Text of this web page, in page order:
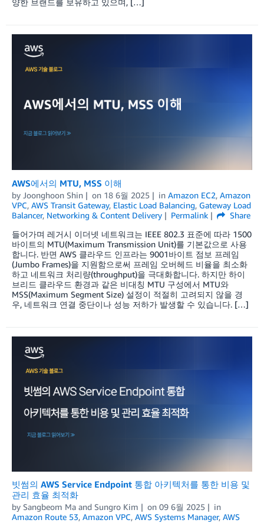
양한 브랜드를 보유하고 있으며, […]
AWS에서의 MTU, MSS 이해
by Joonghoon Shin on 18 6월 2025 in Amazon EC2, Amazon
VPC, AWS Transit Gateway, Elastic Load Balancing, Gateway Load
Balancer, Networking & Content Delivery Permalink
Share
들어가며 레거시 이더넷 네트워크는 IEEE 802.3 표준에 따라 1500
바이트의 MTU(Maximum Transmission Unit)를 기본값으로 사용
합니다. 반면 AWS 클라우드 인프라는 9001바이트 점보 프레임
(Jumbo Frames)을 지원함으로써 프레임 오버헤드 비율을 최소화
하고 네트워크 처리량(throughput)을 극대화합니다. 하지만 하이
브리드 클라우드 환경과 같은 비대칭 MTU 구성에서 MTU와
MSS(Maximum Segment Size) 설정이 적절히 고려되지 않을 경
우, 네트워크 연결 중단이나 성능 저하가 발생할 수 있습니다. […]
빗썸의 AWS Service Endpoint 통합 아키텍처를 통한 비용 및
관리 효율 최적화
by Sangbeom Ma and Sungro Kim on 09 6월 2025
in
Amazon Route 53, Amazon VPC, AWS Systems Manager, AWS